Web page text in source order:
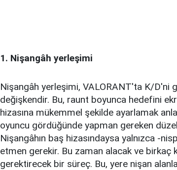
1. Nişangâh yerleşimi
Nişangâh yerleşimi, VALORANT'ta K/D'ni
değişkendir. Bu, raunt boyunca hedefini
hizasına mükemmel şekilde ayarlamak
oyuncu gördüğünde yapman gereken
Nişangâhın baş hizasındaysa yalnızca -
etmen gerekir. Bu zaman alacak ve birkaç
gerektirecek bir süreç. Bu, yere nişan